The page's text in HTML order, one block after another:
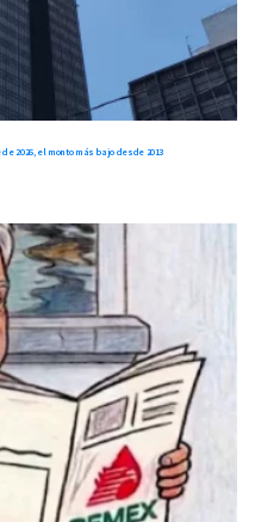
2026, el monto más bajo desde 2013